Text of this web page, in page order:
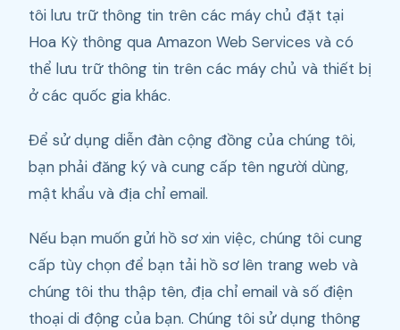
tôi lưu trữ thông tin trên các máy chủ đặt tại
Hoa Kỳ thông qua Amazon Web Services và có
thể lưu trữ thông tin trên các máy chủ và thiết bị
ở các quốc gia khác.
Để sử dụng diễn đàn cộng đồng của chúng tôi,
bạn phải đăng ký và cung cấp tên người dùng,
mật khẩu và địa chỉ email.
Nếu bạn muốn gửi hồ sơ xin việc, chúng tôi cung
cấp tùy chọn để bạn tải hồ sơ lên trang web và
chúng tôi thu thập tên, địa chỉ email và số điện
thoại di động của bạn. Chúng tôi sử dụng thông